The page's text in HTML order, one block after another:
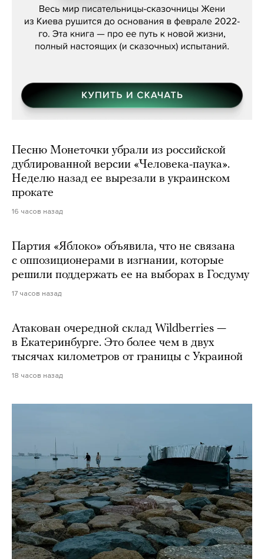
Песню Монеточки убрали из российской
дублированной версии «Человека-паука».
Неделю назад ее вырезали в украинском
прокате
16 часов назад
Партия «Яблоко» объявила, что не связана
с оппозиционерами в изгнании, которые
решили поддержать ее на выборах в Госдуму
17 часов назад
Атакован очередной склад Wildberries —
в Екатеринбурге. Это более чем в двух
тысячах километров от границы с Украиной
18 часов назад